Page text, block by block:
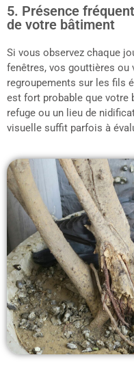
5. Présence
de votre bâtiment
Si vous observez chaque
fenêtres, vos gouttières
regroupements sur les fils
est fort probable que votre
refuge ou un lieu de
visuelle suffit parfois à